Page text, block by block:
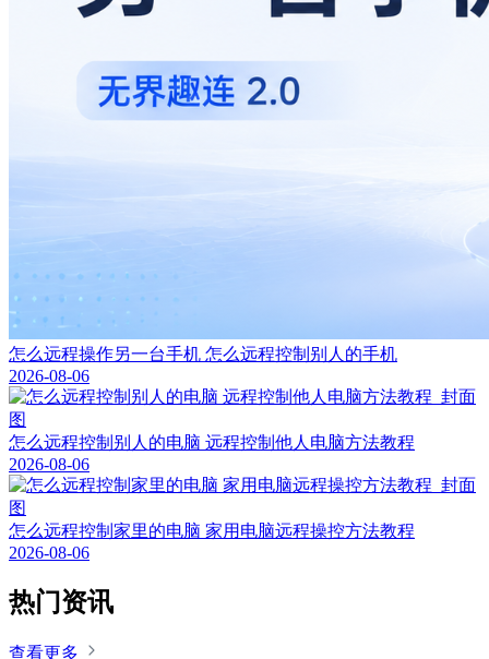
怎么远程操作另一台手机 怎么远程控制别人的手机
2026-08-06
怎么远程控制别人的电脑 远程控制他人电脑方法教程
2026-08-06
怎么远程控制家里的电脑 家用电脑远程操控方法教程
2026-08-06
热门资讯
查看更多